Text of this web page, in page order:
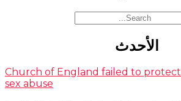
الأحدث
Church of England failed to
sex abuse